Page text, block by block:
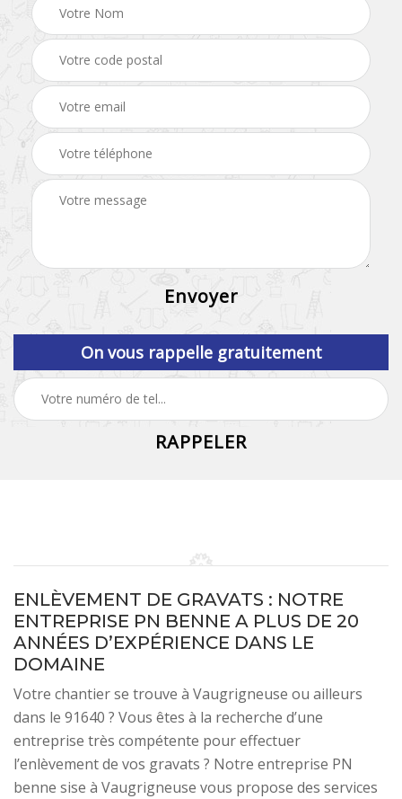
On vous rappelle gratuitement
ENLÈVEMENT DE GRAVATS : NOTRE
ENTREPRISE PN BENNE A PLUS DE 20
ANNÉES D’EXPÉRIENCE DANS LE
DOMAINE
Votre chantier se trouve à Vaugrigneuse ou ailleurs
dans le 91640 ? Vous êtes à la recherche d’une
entreprise très compétente pour effectuer
l’enlèvement de vos gravats ? Notre entreprise PN
benne sise à Vaugrigneuse vous propose des services